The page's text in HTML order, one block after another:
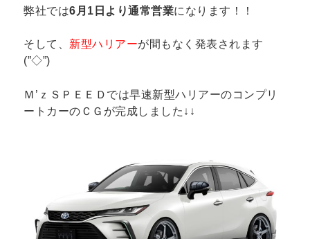
弊社では6月1日より通常営業になります！！
そして、 新型ハリアーが間もなく発表されます
(”◇”)ゞ
Ｍ’ｚＳＰＥＥＤでは早速新型ハリアーのコンプリ
ートカーのＣＧが完成しました↓↓